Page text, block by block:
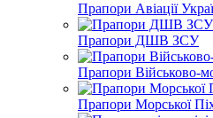
Прапори Авіації
Прапори ДШВ ЗСУ
Прапори Військово-
Прапори Морської